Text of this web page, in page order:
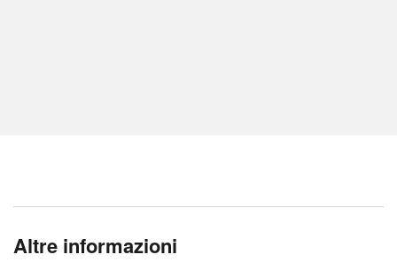
Altre informazioni